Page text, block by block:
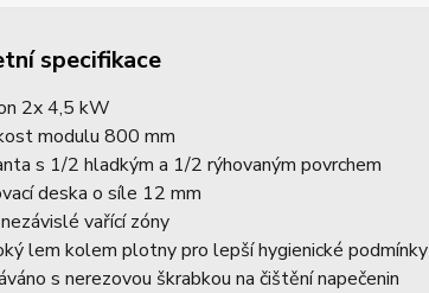
specifikace
2x 4,5 kW
modulu 800 mm
s 1/2 hladkým a 1/2 rýhovaným povrchem
deska o síle 12 mm
vařící zóny
lem kolem plotny pro lepší hygienické podmínky
s nerezovou škrabkou na čištění napečenin